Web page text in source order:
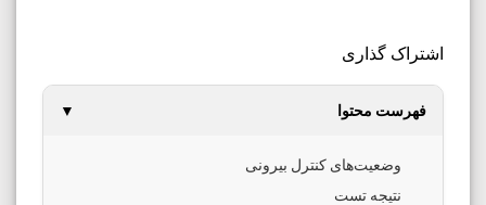
اشتراک گذاری
فهرست محتوا ▼
وضعیت‌های کنترل بیرونی
نتیجه تست